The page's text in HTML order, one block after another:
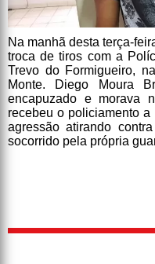
Na manhã desta terça-
troca de tiros com a
Trevo do Formigueiro,
Monte. Diego Moura
encapuzado e morava
recebeu o policiamento
agressão atirando
socorrido pela própria